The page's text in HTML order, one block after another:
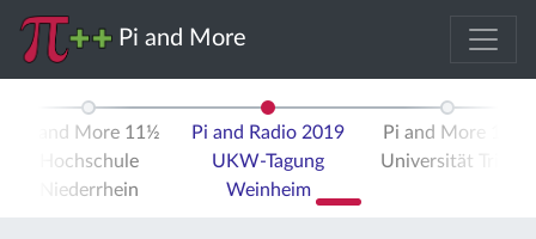
Pi and More
Pi and More 11½
Hochschule
Niederrhein
Pi and Radio 2019
UKW-Tagung
Weinheim
Pi and More 12
Universität Trier